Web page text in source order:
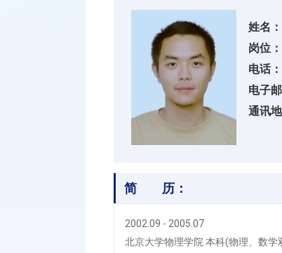
姓名：
岗位：
电话：
电子
通讯地
简 历：
2002.09 - 2005.07
北京大学物理学院 本科(物理、数学